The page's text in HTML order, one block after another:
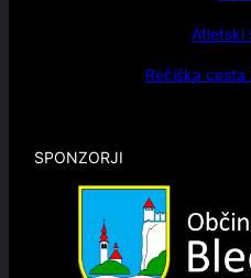
Atletski
Rečiška cesta
SPONZORJI